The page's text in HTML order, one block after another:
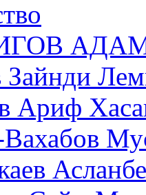
Зайнди
Ариф